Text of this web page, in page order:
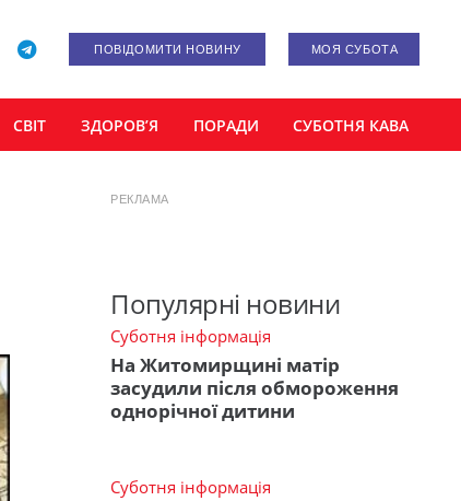
ПОВІДОМИТИ НОВИНУ МОЯ СУБОТА
СВІТ ЗДОРОВ’Я ПОРАДИ СУБОТНЯ КАВА
РЕКЛАМА
Популярні новини
Суботня інформація
На Житомирщині матір
засудили після обмороження
однорічної дитини
Суботня інформація